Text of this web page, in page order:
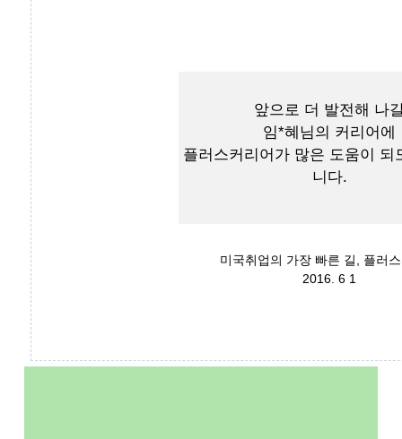
앞으로 더 발전해 나
임*혜님의 커리어에
플러스커리어가 많은 도움이 되
니다.
미국취업의 가장 빠른 길, 플러
2016. 6 1